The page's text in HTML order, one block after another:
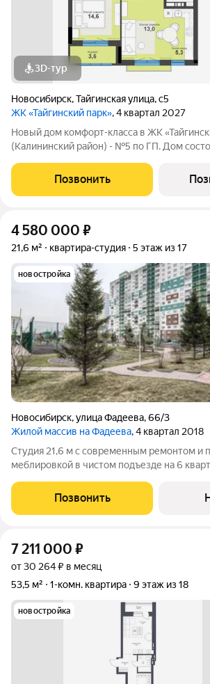
3D-тур
Новосибирск,Тайгинская улица,с5
ЖК «Тайгинский парк», 4 квартал 2027
Новый дом комфорт-класса в ЖК
(Калининский район) - №5 по ГП. Дом
этаже расположено коммерческое
Позвонить
4 580 000 ₽
21,6 м² квартира-студия 5 этаж из 17
новостройка
Новосибирск,улица Фадеева,66/3
Жилой массив на Фадеева, 4 квартал 2018
Студия 21,6 м с современным ремонтом и
меблировкой в чистом подъезде на 6
площадке уже успешно работает
полностью обустроен для жизни: в
Позвонить
7 211 000 ₽
от 30 264 ₽ в месяц
53,5 м²
1-комн. квартира 9 этаж из 18
новостройка